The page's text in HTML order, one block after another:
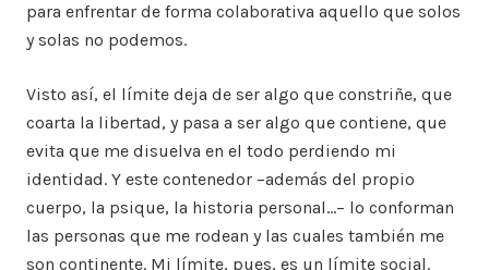
para enfrentar de forma colaborativa aquello que solos
y solas no podemos.
Visto así, el límite deja de ser algo que constriñe, que
coarta la libertad, y pasa a ser algo que contiene, que
evita que me disuelva en el todo perdiendo mi
identidad. Y este contenedor –además del propio
cuerpo, la psique, la historia personal…– lo conforman
las personas que me rodean y las cuales también me
son continente. Mi límite, pues, es un límite social.